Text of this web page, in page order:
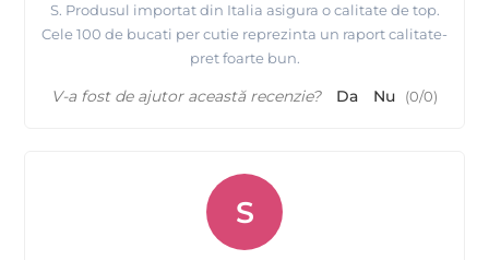
S. Produsul importat din Italia asigura o calitate de top.
Cele 100 de bucati per cutie reprezinta un raport calitate-
pret foarte bun.
V-a fost de ajutor această recenzie? Da Nu (0/0)
S